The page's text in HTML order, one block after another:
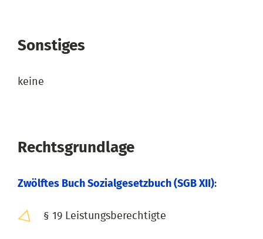
Sonstiges
keine
Rechtsgrundlage
Zwölftes Buch Sozialgesetzbuch (SGB XII):
§ 19 Leistungsberechtigte